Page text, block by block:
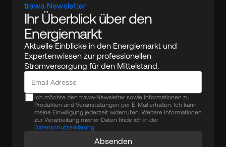
trawa Newsletter
Ihr Überblick über den
Energiemarkt
Aktuelle Einblicke in den Energiemarkt und
Expertenwissen zur professionellen
Stromversorgung für den Mittelstand.
Ich möchte den trawa-Newsletter sowie Informationen zu
Produkten und Veranstaltungen per E-Mail erhalten. Ich kann
meine Einwilligung jederzeit widerrufen. Weitere Informationen
zur Verarbeitung meiner Daten finde ich in der
Datenschutzerklärung.
Absenden